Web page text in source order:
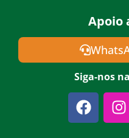
Apoio
Siga-nos